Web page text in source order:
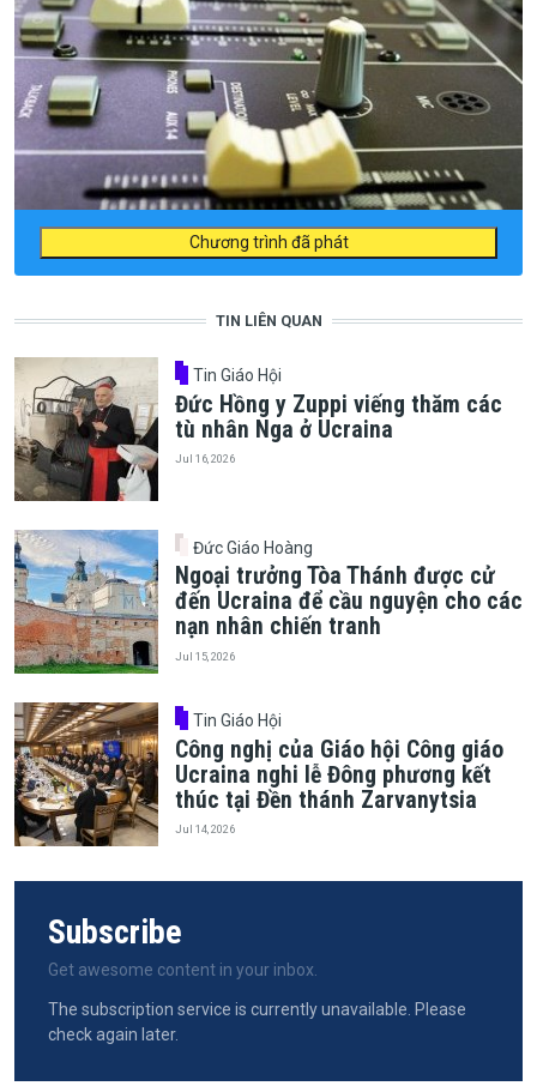
Chương trình đã phát
TIN LIÊN QUAN
Tin Giáo Hội
Đức Hồng y Zuppi viếng thăm các
tù nhân Nga ở Ucraina
Jul 16, 2026
Đức Giáo Hoàng
Ngoại trưởng Tòa Thánh được cử
đến Ucraina để cầu nguyện cho các
nạn nhân chiến tranh
Jul 15, 2026
Tin Giáo Hội
Công nghị của Giáo hội Công giáo
Ucraina nghi lễ Đông phương kết
thúc tại Đền thánh Zarvanytsia
Jul 14, 2026
Subscribe
Get awesome content in your inbox.
The subscription service is currently unavailable. Please
check again later.